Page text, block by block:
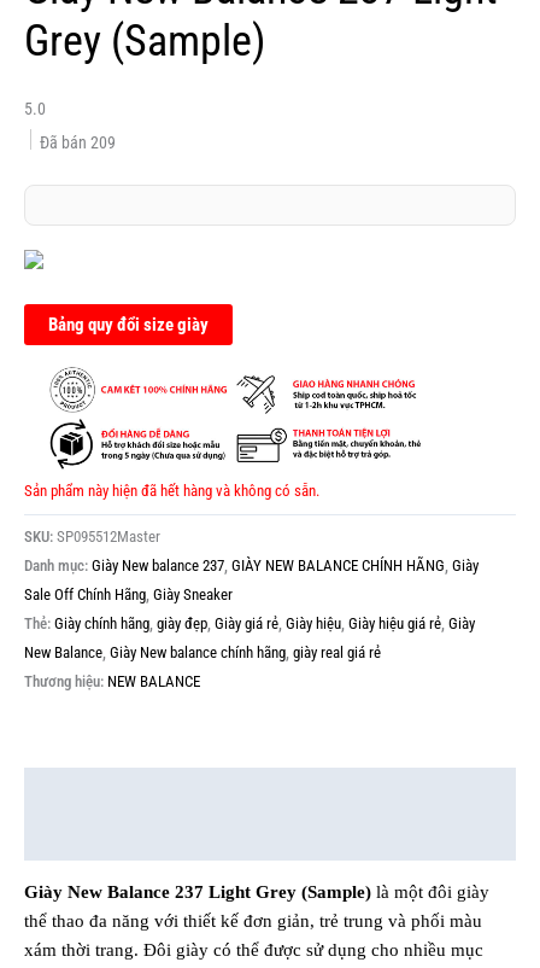
Grey (Sample)
5.0
Đã bán 209
Bảng quy đổi size giày
Sản phẩm này hiện đã hết hàng và không có sẵn.
SKU: SP095512Master
Danh mục: Giày New balance 237, GIÀY NEW BALANCE CHÍNH HÃNG, Giày
Sale Off Chính Hãng, Giày Sneaker
Thẻ: Giày chính hãng, giày đẹp, Giày giá rẻ, Giày hiệu, Giày hiệu giá rẻ, Giày
New Balance, Giày New balance chính hãng, giày real giá rẻ
Thương hiệu: NEW BALANCE
Giày New Balance 237 Light Grey (Sample) là một đôi giày
thể thao đa năng với thiết kế đơn giản, trẻ trung và phối màu
xám thời trang. Đôi giày có thể được sử dụng cho nhiều mục